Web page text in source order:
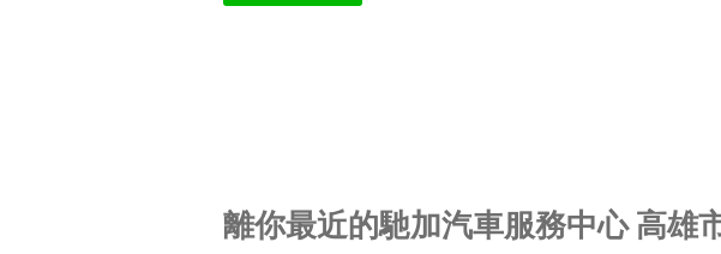
離你最近的馳加汽車服務中心 高雄